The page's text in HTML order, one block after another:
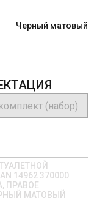
Черный матовый
(набор)
14962 370000
ПРАВОЕ
МАТОВЫЙ